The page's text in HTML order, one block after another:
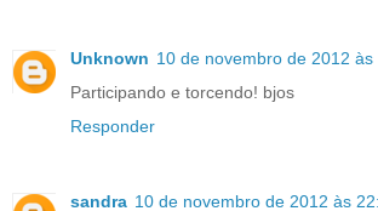
Unknown 10 de novembro de 2012 às
Participando e torcendo! bjos
Responder
sandra 10 de novembro de 2012 às